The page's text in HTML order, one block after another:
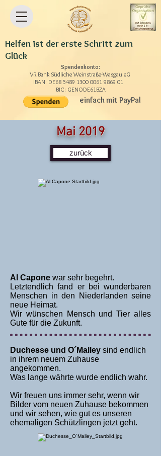
Spendenkonto:
VR Bank Südliche Weinstraße-Wasgau eG
IBAN: DE68 5489 1300 0061 9869 01
BIC: GENODE61BZA
einfach mit PayPal
Helfen ist der erste Schritt zum
Glück
Mai 2019
zurück
Al Capone war sehr begehrt.
Letztendlich fand er bei wunderbaren
Menschen in den Niederlanden seine
neue Heimat.
Wir wünschen Mensch und Tier alles
Gute für die Zukunft.
Duchesse und O´Malley sind endlich
in ihrem neuem Zuhause
angekommen.
Was lange währte wurde endlich wahr.
Wir freuen uns immer sehr, wenn wir
Bilder vom neuen Zuhause bekommen
und wir sehen, wie gut es unseren
ehemaligen Schützlingen jetzt geht.